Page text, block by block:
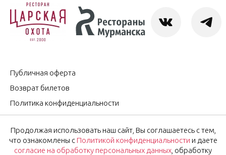
Публичная оферта
Возврат билетов
Политика конфиденциальности
Согласие на обработку персональных данных
Оставить отзыв
Продолжая использовать наш сайт, Вы соглашаетесь с тем,
что ознакомлены с Политикой конфиденциальности и даете
согласие на обработку персональных данных , обработку